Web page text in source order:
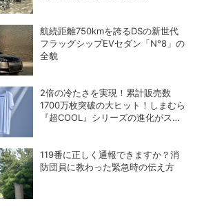
航続距離750kmを誇るDSの新世代
フラッグシップEVセダン「N°8」の
全貌
2倍の冷たさを実現！累計販売数
1700万枚突破の大ヒット！しまむら
『超COOL』シリーズの進化がスゴ
119番に正しく通報できますか？消
防団員に教わった緊急時の伝え方